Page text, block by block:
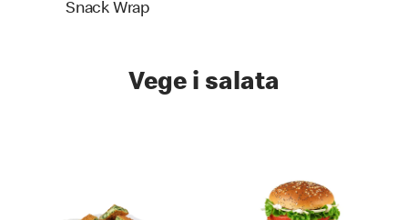
Snack Wrap
Vege i salata